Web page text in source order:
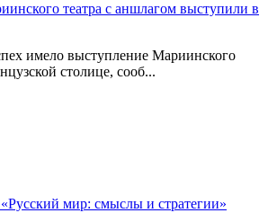
театра с аншлагом выступили в
имело выступление Мариинского
столице, сооб...
мир: смыслы и стратегии»